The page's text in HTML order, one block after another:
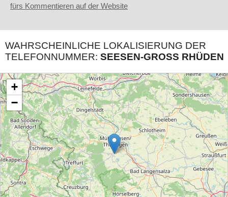
fürs Kommentieren auf der Website
WAHRSCHEINLICHE LOKALISIERUNG DER
TELEFONNUMMER: SEESEN-GROSS RHÜDEN